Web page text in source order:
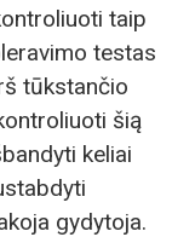
taip
testas
tūkstančio
šią
keliai
gydytoja.